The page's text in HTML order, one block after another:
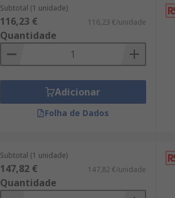
Subtotal (1 unidade)
116,23 € 116,23 €/unidade
Quantidade
Adicionar
Folha de Dados
Subtotal (1 unidade)
147,82 € 147,82 €/unidade
Quantidade